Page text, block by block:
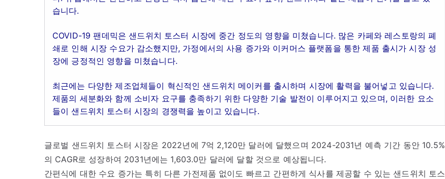
습니다.
COVID-19 팬데믹은 샌드위치 토스터 시장에 중간 정도의 영향을 미쳤습니다. 많은 카페와 레스토랑의 폐
쇄로 인해 시장 수요가 감소했지만, 가정에서의 사용 증가와 이커머스 플랫폼을 통한 제품 출시가 시장 성
장에 긍정적인 영향을 미쳤습니다.
최근에는 다양한 제조업체들이 혁신적인 샌드위치 메이커를 출시하며 시장에 활력을 불어넣고 있습니다.
제품의 세분화와 함께 소비자 요구를 충족하기 위한 다양한 기술 발전이 이루어지고 있으며, 이러한 요소
들이 샌드위치 토스터 시장의 경쟁력을 높이고 있습니다.
글로벌 샌드위치 토스터 시장은 2022년에 7억 2,120만 달러에 달했으며 2024-2031년 예측 기간 동안 10.5%
의 CAGR로 성장하여 2031년에는 1,603.0만 달러에 달할 것으로 예상됩니다.
간편식에 대한 수요 증가는 특히 다른 가전제품 없이도 빠르고 간편하게 식사를 제공할 수 있는 샌드위치 토스